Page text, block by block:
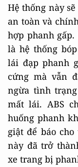
Hệ thống này
an toàn và
hợp phanh
là hệ thống
lái đạp phanh
cứng mà vẫn
ngừa tình
mất lái. ABS
huống phanh
giật để báo
này đã trở
xe trang bị